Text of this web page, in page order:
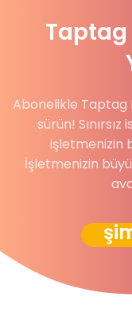
Taptag
Abonelikle Taptag
sürün!
işletmenizin
İşletmenizin